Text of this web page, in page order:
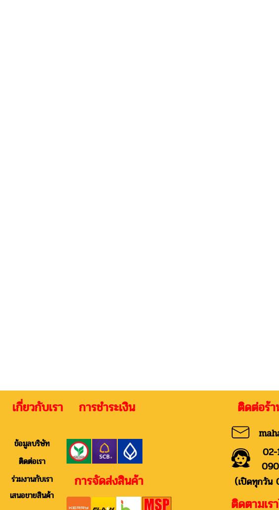
ยวกับเรา การชำระเงิน ติดต่อร้านค้า
ข้อมูลบริษัท
ติดต่อเรา
ร่วมงานกับเรา
เสนอขายสินค้า
การจัดส่งสินค้า
(เปิดทุกวัน
ติดตามเร